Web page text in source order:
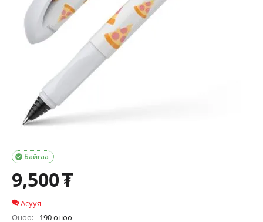
Байгаа

9,500₮
Асууя
Оноо:
190 оноо